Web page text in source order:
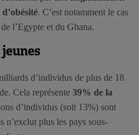
. C’est notamment le cas
l’Egypte et du Ghana.
d’individus de plus de 18
Cela représente 39% de la
d’individus (soit 13%) sont
n’exclut plus les pays sous-